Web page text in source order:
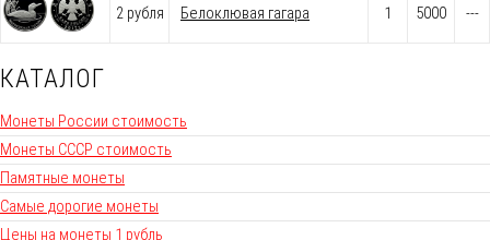
2 рубля Белоклювая гагара 1 5000 ---
КАТАЛОГ
Монеты России стоимость
Монеты СССР стоимость
Памятные монеты
Самые дорогие монеты
Цены на монеты 1 рубль